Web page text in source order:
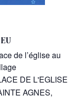
de l’église au
DE L'EGLISE
AGNES,